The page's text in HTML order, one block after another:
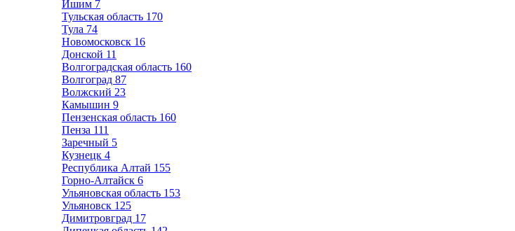
Ишим 7
Тульская область 170
Тула 74
Новомосковск 16
Донской 11
Волгоградская область 160
Волгоград 87
Волжский 23
Камышин 9
Пензенская область 160
Пенза 111
Заречный 5
Кузнецк 4
Республика Алтай 155
Горно-Алтайск 6
Ульяновская область 153
Ульяновск 125
Димитровград 17